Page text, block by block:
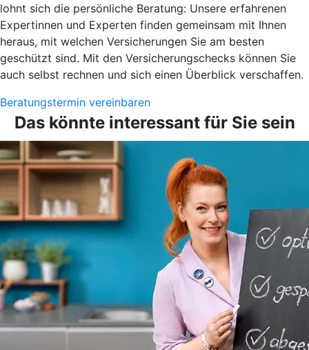
lohnt sich die persönliche Beratung: Unsere erfahrenen
Expertinnen und Experten finden gemeinsam mit Ihnen
heraus, mit welchen Versicherungen Sie am besten
geschützt sind. Mit den Versicherungschecks können Sie
auch selbst rechnen und sich einen Überblick verschaffen.
Beratungstermin vereinbaren
Das könnte interessant für Sie sein